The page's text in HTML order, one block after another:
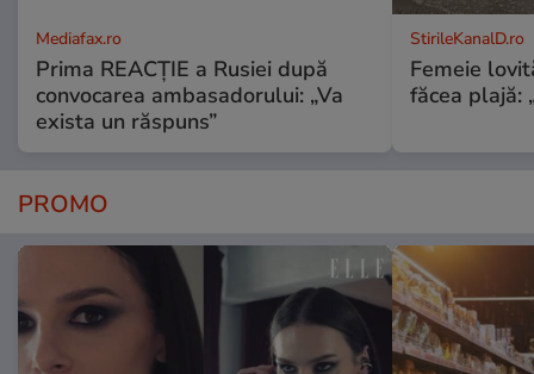
Mediafax.ro
Prima REACȚIE a Rusiei după
convocarea ambasadorului: „Va
exista un răspuns”
StirileKanalD.ro
Femeie
făcea plajă:
PROMO